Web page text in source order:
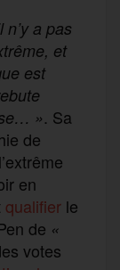
n’y a pas
et
est
». Sa
de
en
qualifier le
de «
votes